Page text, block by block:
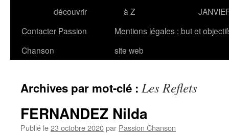
découvrir
à Z
Contacter Passion
Chanson
Mentions légales : but et
site web
Archives par mot-clé : Les Reflets
FERNANDEZ Nilda
Publié le23 octobre 2020par Passion Chanson